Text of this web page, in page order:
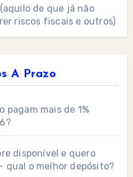
de que já não
riscos fiscais e outros)
A Prazo
pagam mais de 1%
disponível e quero
qual o melhor depósito?